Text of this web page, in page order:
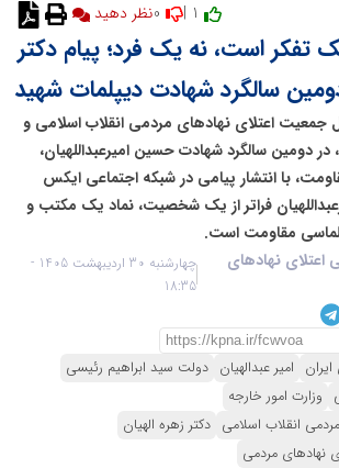
نظر دهید
یک تفکر است، نه یک فرد؛ پیام دکتر
سالگرد شهادت دیپلمات شهید
جمعیت اعتلای نهادهای مردمی انقلاب اسلامی و
دومین سالگرد شهادت حسین امیرعبداللهیان،
با انتشار پیامی در شبکه اجتماعی ایکس
فراتر از یک شخصیت، نماد یک مکتب و
مقاومت است.
اعتلای نهادهای
چهارشنبه 30 اردیبهشت 1405 -
18:35
ایران امیر عبدالهیان دولت سید ابراهیم رئیسی
وزارت امور خارجه
انقلاب اسلامی دکتر زهره الهیان
نهادهای مردمی